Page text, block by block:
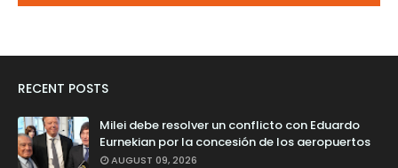
RECENT POSTS
Milei debe resolver un conflicto con Eduardo
Eurnekian por la concesión de los aeropuertos
AUGUST 09, 2026